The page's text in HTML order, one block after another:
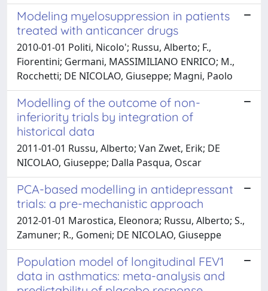
Modeling myelosuppression in patients
treated with anticancer drugs
2010-01-01 Politi, Nicolo'; Russu, Alberto; F.,
Fiorentini; Germani, MASSIMILIANO ENRICO; M.,
Rocchetti; DE NICOLAO, Giuseppe; Magni, Paolo
Modelling of the outcome of non-
inferiority trials by integration of
historical data
2011-01-01 Russu, Alberto; Van Zwet, Erik; DE
NICOLAO, Giuseppe; Dalla Pasqua, Oscar
PCA-based modelling in antidepressant
trials: a pre-mechanistic approach
2012-01-01 Marostica, Eleonora; Russu, Alberto; S.,
Zamuner; R., Gomeni; DE NICOLAO, Giuseppe
Population model of longitudinal FEV1
data in asthmatics: meta-analysis and